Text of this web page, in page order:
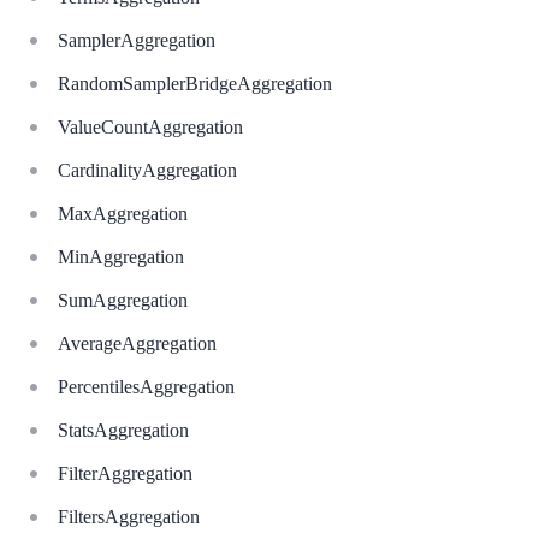
SamplerAggregation
RandomSamplerBridgeAggregation
ValueCountAggregation
CardinalityAggregation
MaxAggregation
MinAggregation
SumAggregation
AverageAggregation
PercentilesAggregation
StatsAggregation
FilterAggregation
FiltersAggregation